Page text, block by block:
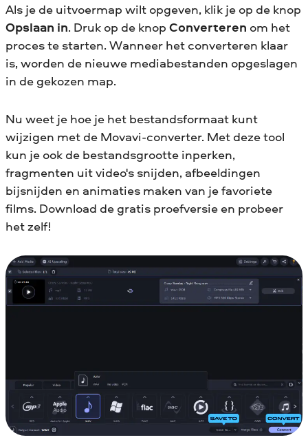
Als je de uitvoermap wilt opgeven, klik je op de knop
Opslaan in. Druk op de knop Converteren om het
proces te starten. Wanneer het converteren klaar
is, worden de nieuwe mediabestanden opgeslagen
in de gekozen map.
Nu weet je hoe je het bestandsformaat kunt
wijzigen met de Movavi-converter. Met deze tool
kun je ook de bestandsgrootte inperken,
fragmenten uit video's snijden, afbeeldingen
bijsnijden en animaties maken van je favoriete
films. Download de gratis proefversie en probeer
het zelf!